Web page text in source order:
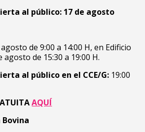
al público: 17 de agosto
de 9:00 a 14:00 H, en Edificio
de 15:30 a 19:00 H.
al público en el CCE/G: 19:00
AQUÍ